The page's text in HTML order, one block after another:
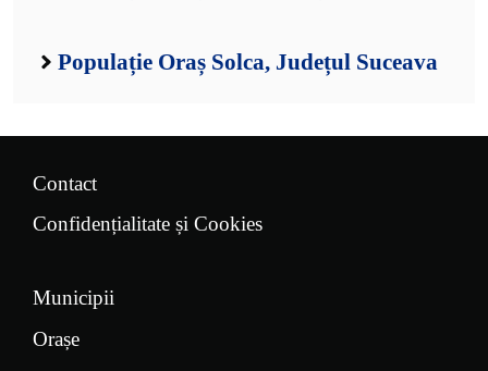
Populație Oraș Solca, Județul Suceava
Contact
Confidențialitate și Cookies
Municipii
Orașe